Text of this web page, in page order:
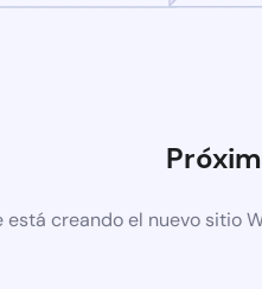
está creando el nuevo sitio